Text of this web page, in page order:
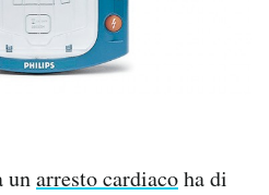
unarresto cardiacoha di